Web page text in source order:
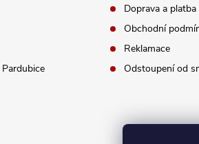
Doprava a platba
Obchodní
Reklamace
Odstoupení od